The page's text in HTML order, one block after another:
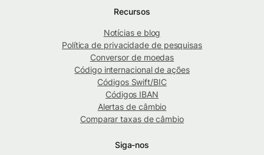
Recursos
Notícias e blog
Política de privacidade de pesquisas
Conversor de moedas
Código internacional de ações
Códigos Swift/BIC
Códigos IBAN
Alertas de câmbio
Comparar taxas de câmbio
Siga-nos